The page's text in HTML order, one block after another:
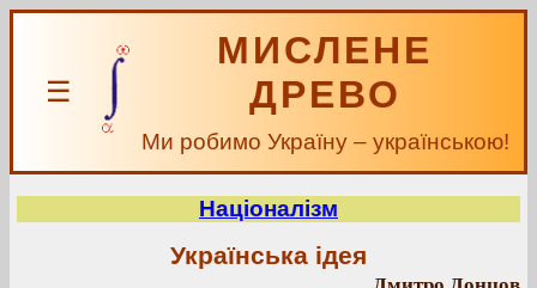
☰
МИСЛЕНЕ
ДРЕВО
Ми робимо Україну – українською!
Націоналізм
Українська ідея